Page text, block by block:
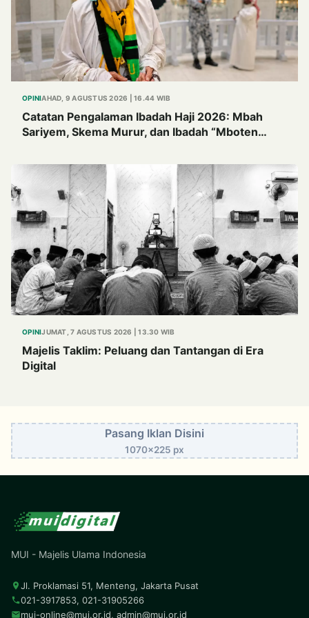
OPINIAHAD, 9 AGUSTUS 2026 | 16.44 WIB
Catatan Pengalaman Ibadah Haji 2026: Mbah
Sariyem, Skema Murur, dan Ibadah “Mboten
OPINIJUMAT, 7 AGUSTUS 2026 | 13.30 WIB
Majelis Taklim: Peluang dan Tantangan di Era
Digital
Pasang Iklan Disini
1070x225 px
MUI - Majelis Ulama Indonesia
Jl. Proklamasi 51, Menteng, Jakarta Pusat
021-3917853, 021-31905266
mui-online@mui.or.id, admin@mui.or.id